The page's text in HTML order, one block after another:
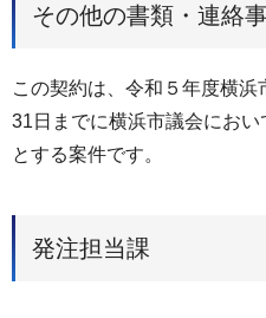
その他の書類・連絡
この契約は、令和５年度横浜
31日までに横浜市議会にお
とする案件です。
発注担当課